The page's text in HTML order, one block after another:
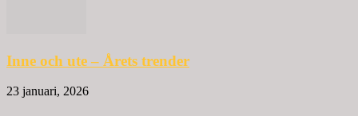
Inne och ute – Årets trender
23 januari, 2026